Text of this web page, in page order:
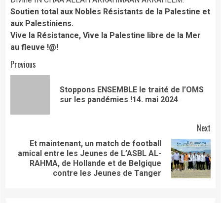
Soutien total aux Nobles Résistants de la Palestine et
aux Palestiniens.
Vive la Résistance, Vive la Palestine libre de la Mer
au fleuve !@!
Continue
Previous
Stoppons ENSEMBLE le traité de l’OMS
sur les pandémies !14. mai 2024
Next
Next
Et maintenant, un match de football
amical entre les Jeunes de L’ASBL AL-
RAHMA, de Hollande et de Belgique
contre les Jeunes de Tanger